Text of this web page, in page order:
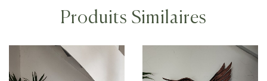
Produits Similaires